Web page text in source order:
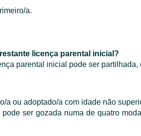
a.
licença parental inicial?
parental inicial pode ser partilhada,
a ou adoptado/a com idade não
ser gozada numa de quatro